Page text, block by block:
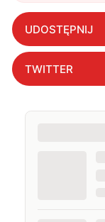
UDOSTĘPNIJ
TWITTER